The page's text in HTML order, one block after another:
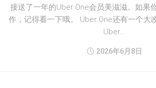
接送了一年的Uber One会员美滋滋。如果
作，记得看一下哦。 Uber One还有一个大
Uber...
2026年6月8日